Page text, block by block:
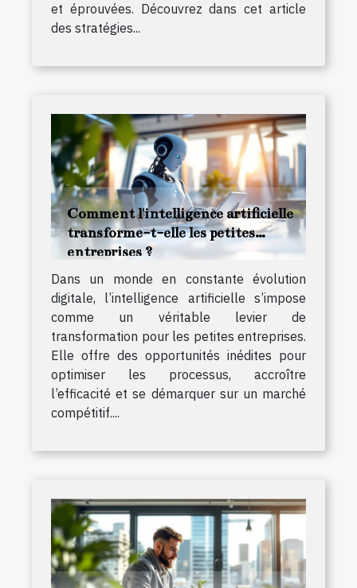
et éprouvées. Découvrez dans cet article
des stratégies...
Comment l'intelligence artificielle
transforme-t-elle les petites
entreprises ?
Dans un monde en constante évolution
digitale, l’intelligence artificielle s’impose
comme un véritable levier de
transformation pour les petites entreprises.
Elle offre des opportunités inédites pour
optimiser les processus, accroître
l’efficacité et se démarquer sur un marché
compétitif....